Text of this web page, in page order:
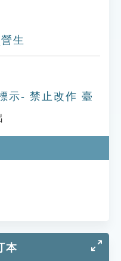
生
示- 禁止改作 臺
本